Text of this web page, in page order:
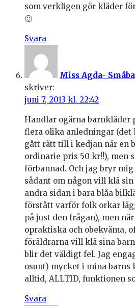
som verkligen gör kläder
🙂
Svara
Miss Agda-
skriver:
juni 7, 2013 kl. 22:42
Handlar ogärna barnkläder
flera olika anledningar (det
gått rätt till i kedjan när en
ordinarie pris 50 kr!!), men
förbannad. Och jag bryr
sådant om någon vill klä
andra sidan i bara blåa
förstått varför folk orkar
på just den frågan), men
opraktiska och obekväma,
föräldrarna vill klä sina
blir det väldigt fel. Jag
osunt) mycket i mina barns
alltid, ALLTID, funktionen
Svara